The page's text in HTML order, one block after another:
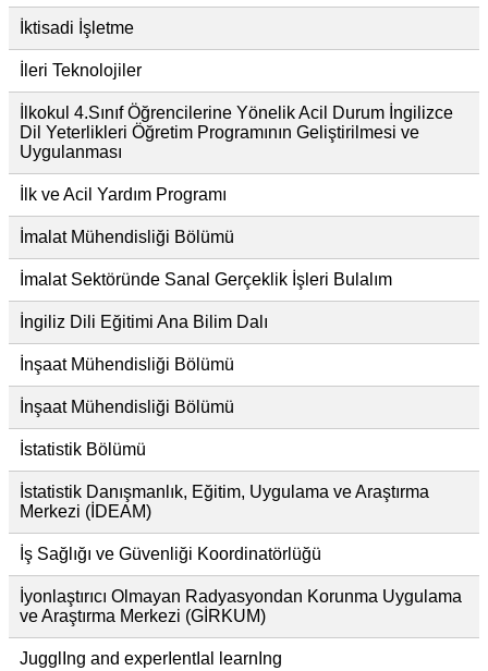
İktisadi İşletme
İleri Teknolojiler
İlkokul 4.Sınıf Öğrencilerine Yönelik Acil Durum İngilizce
Dil Yeterlikleri Öğretim Programının Geliştirilmesi ve
Uygulanması
İlk ve Acil Yardım Programı
İmalat Mühendisliği Bölümü
İmalat Sektöründe Sanal Gerçeklik İşleri Bulalım
İngiliz Dili Eğitimi Ana Bilim Dalı
İnşaat Mühendisliği Bölümü
İnşaat Mühendisliği Bölümü
İstatistik Bölümü
İstatistik Danışmanlık, Eğitim, Uygulama ve Araştırma
Merkezi (İDEAM)
İş Sağlığı ve Güvenliği Koordinatörlüğü
İyonlaştırıcı Olmayan Radyasyondan Korunma Uygulama
ve Araştırma Merkezi (GİRKUM)
JugglIng and experIentIal learnIng